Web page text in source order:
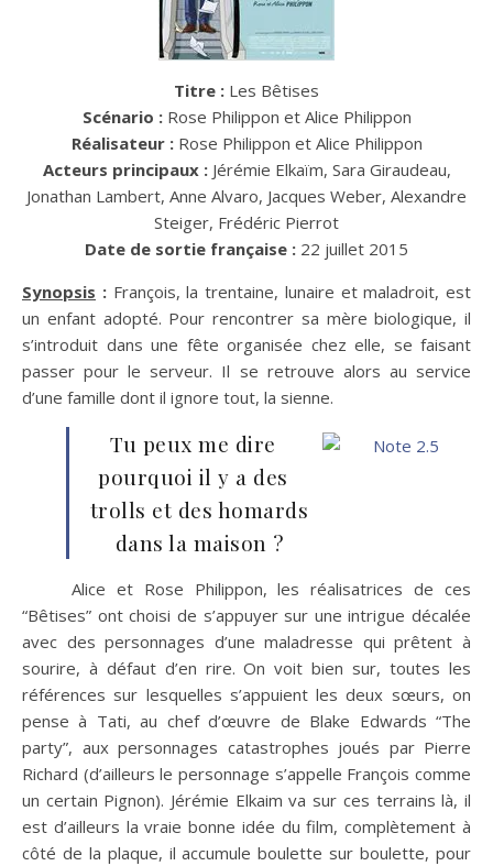
Titre : Les Bêtises
Scénario : Rose Philippon et Alice Philippon
Réalisateur : Rose Philippon et Alice Philippon
Acteurs principaux : Jérémie Elkaïm, Sara Giraudeau,
Jonathan Lambert, Anne Alvaro, Jacques Weber, Alexandre
Steiger, Frédéric Pierrot
Date de sortie française : 22 juillet 2015
Synopsis : François, la trentaine, lunaire et maladroit, est
un enfant adopté. Pour rencontrer sa mère biologique, il
s’introduit dans une fête organisée chez elle, se faisant
passer pour le serveur. Il se retrouve alors au service
d’une famille dont il ignore tout, la sienne.
Tu peux me dire
pourquoi il y a des
trolls et des homards
dans la maison ?
Alice et Rose Philippon, les réalisatrices de ces
“Bêtises” ont choisi de s’appuyer sur une intrigue décalée
avec des personnages d’une maladresse qui prêtent à
sourire, à défaut d’en rire. On voit bien sur, toutes les
références sur lesquelles s’appuient les deux sœurs, on
pense à Tati, au chef d’œuvre de Blake Edwards “The
party”, aux personnages catastrophes joués par Pierre
Richard (d’ailleurs le personnage s’appelle François comme
un certain Pignon). Jérémie Elkaim va sur ces terrains là, il
est d’ailleurs la vraie bonne idée du film, complètement à
côté de la plaque, il accumule boulette sur boulette, pour